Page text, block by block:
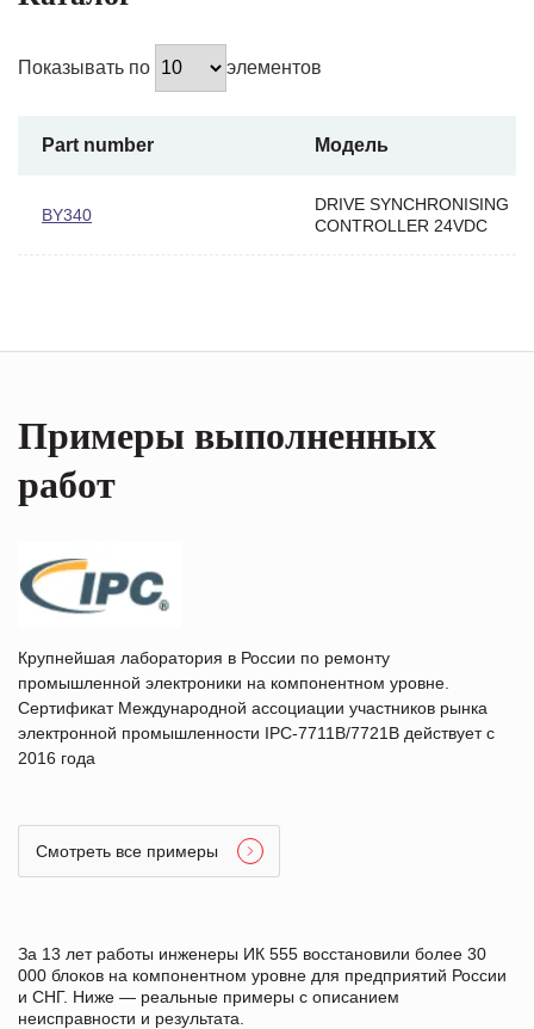
Показывать по элементов
Part number Модель
BY340
DRIVE SYNCHRONISING
CONTROLLER 24VDC
Примеры выполненных
работ
Крупнейшая лаборатория в России по ремонту
промышленной электроники на компонентном уровне.
Сертификат Международной ассоциации участников рынка
электронной промышленности IPC-7711B/7721B действует с
2016 года
Смотреть все примеры
За 13 лет работы инженеры ИК 555 восстановили более 30
000 блоков на компонентном уровне для предприятий России
и СНГ. Ниже — реальные примеры с описанием
неисправности и результата.